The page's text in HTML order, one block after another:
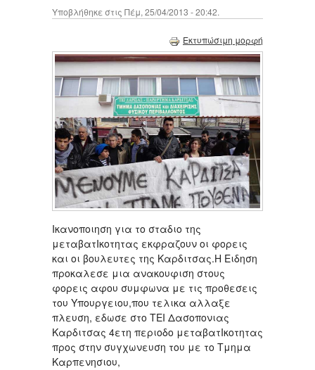
Υποβλήθηκε στις Πέμ, 25/04/2013 - 20:42.
Εκτυπώσιμη μορφή
Ικανοποιηση για το σταδιο της
μεταβατΙκοτητας εκφραζουν οι φορεις
και οι βουλευτες της Καρδιτσας.Η Ειδηση
προκαλεσε μια ανακουφιση στους
φορεις αφου συμφωνα με τις προθεσεις
του Υπουργειου,που τελικα αλλαξε
πλευση, εδωσε στο ΤΕΙ Δασοπονιας
Καρδιτσας 4ετη περιοδο μεταβατΙκοτητας
προς στην συγχωνευση του με το Τμημα
Καρπενησιου,